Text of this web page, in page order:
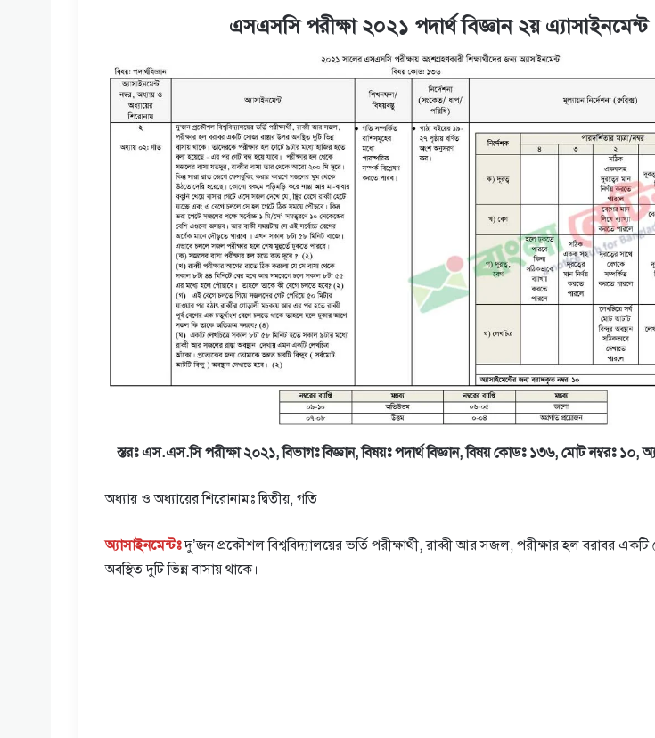
এসএসসি পরীক্ষা ২০২১ পদার্থ বিজ্ঞান ২য় এ্যাসাইনমেন্ট
স্তরঃ এস.এস.সি পরীক্ষা ২০২১, বিভাগঃ বিজ্ঞান, বিষয়ঃ পদার্থ বিজ্ঞান, বিষয় কোডঃ ১৩৬, মোট নম্বরঃ ১০,
অধ্যায় ও অধ্যায়ের শিরােনামঃ দ্বিতীয়, গতি
অ্যাসাইনমেন্টঃদু’জন প্রকৌশল বিশ্ববিদ্যালয়ের ভর্তি পরীক্ষার্থী, রাব্বী আর সজল, পরীক্ষার হল বরাবর একটি
অবস্থিত দুটি ভিন্ন বাসায় থাকে।